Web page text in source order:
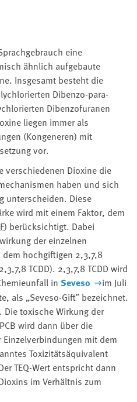
eine
ähnlich aufgebaute
Insgesamt besteht die
Dibenzo-para-
Dibenzofuranen
liegen immer als
(Kongeneren) mit
vor.
verschiedenen Dioxine die
haben und sich
unterscheiden. Diese
wird mit einem Faktor, dem
) berücksichtigt. Dabei
der einzelnen
dem hochgiftigen 2,3,7,8
TCDD). 2,3,7,8 TCDD wird
in Seveso
im Juli
als „Seveso-Gift″ bezeichnet.
Die toxische Wirkung der
wird dann über die
mit dem
Toxizitätsäquivalent
TEQ-Wert entspricht dann
im Verhältnis zum